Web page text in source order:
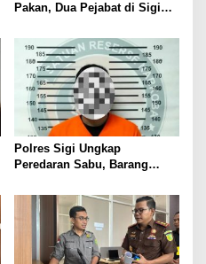
Pakan, Dua Pejabat di Sigi
Polres Sigi Ungkap
Peredaran Sabu, Barang